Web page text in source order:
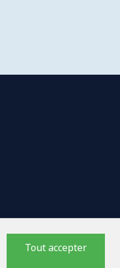
Tout accepter